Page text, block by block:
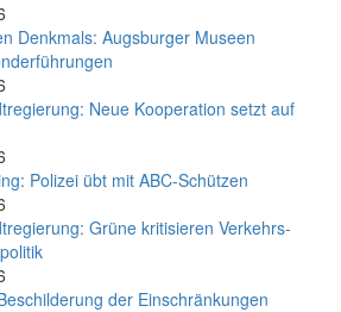
Denkmals: Augsburger Museen
Neue Kooperation setzt auf
Poli­zei übt mit ABC-Schüt­zen
Grüne kritisieren Verkehrs-
der Einschränkungen